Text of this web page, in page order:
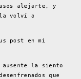
alejarte, y
la volví a
post en mi
la siento
que